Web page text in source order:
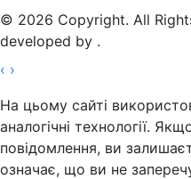
© 2026 Copyright. All
developed by .
‹ ›
На цьому сайті
аналогічні технології.
повідомлення, ви
означає, що ви не